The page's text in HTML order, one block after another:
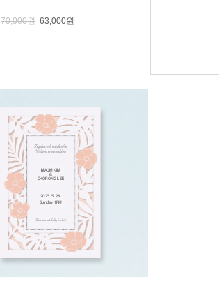
70,000원 63,000원